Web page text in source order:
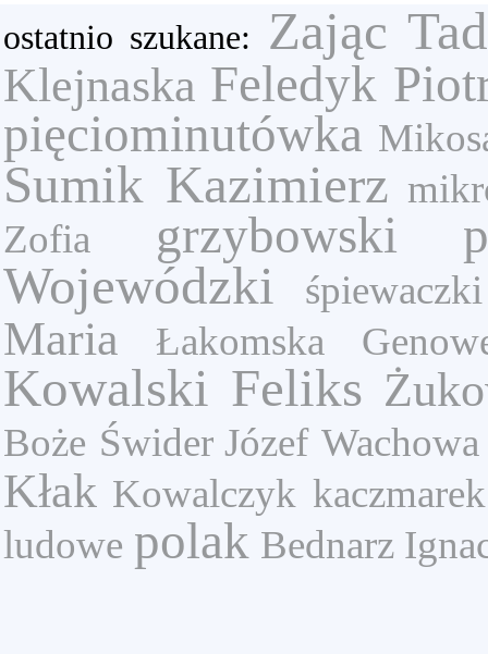
ostatnio szukane: Zając
Klejnaska Feledyk
pięciominutówka
Sumik Kazimierz
Zofia
grzybowski
Wojewódzki
Maria Łakomska
Kowalski Feliks
Boże Świder Józef Wachowa
Kłak Kowalczyk kaczmarek
ludowe polak Bednarz